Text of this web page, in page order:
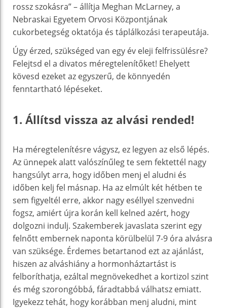
rossz szokásra” – állítja Meghan McLarney, a
Nebraskai Egyetem Orvosi Központjának
cukorbetegség oktatója és táplálkozási terapeutája.
Úgy érzed, szükséged van egy év eleji felfrissülésre?
Felejtsd el a divatos méregtelenítőket! Ehelyett
kövesd ezeket az egyszerű, de könnyedén
fenntartható lépéseket.
1. Állítsd vissza az alvási rended!
Ha méregtelenítésre vágysz, ez legyen az első lépés.
Az ünnepek alatt valószínűleg te sem fektettél nagy
hangsúlyt arra, hogy időben menj el aludni és
időben kelj fel másnap. Ha az elmúlt két hétben te
sem figyeltél erre, akkor nagy eséllyel szenvedni
fogsz, amiért újra korán kell kelned azért, hogy
dolgozni indulj. Szakemberek javaslata szerint egy
felnőtt embernek naponta körülbelül 7-9 óra alvásra
van szüksége. Érdemes betartanod ezt az ajánlást,
hiszen az alváshiány a hormonháztartást is
felboríthatja, ezáltal megnövekedhet a kortizol szint
és még szorongóbbá, fáradtabbá válhatsz emiatt.
Igyekezz tehát, hogy korábban menj aludni, mint